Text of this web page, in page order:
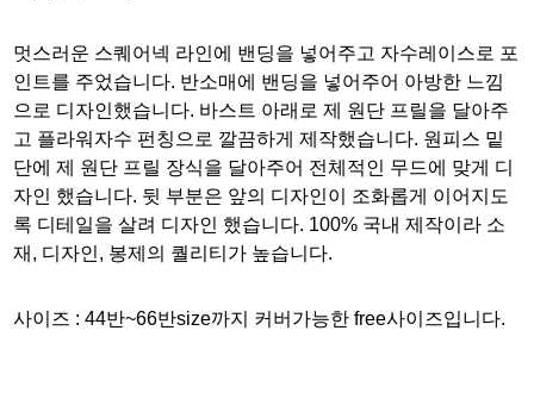
멋스러운 스퀘어넥 라인에 밴딩을 넣어주고 자수레이스로 포
인트를 주었습니다. 반소매에 밴딩을 넣어주어 아방한 느낌
으로 디자인했습니다. 바스트 아래로 제 원단 프릴을 달아주
고 플라워자수 펀칭으로 깔끔하게 제작했습니다. 원피스 밑
단에 제 원단 프릴 장식을 달아주어 전체적인 무드에 맞게 디
자인 했습니다. 뒷 부분은 앞의 디자인이 조화롭게 이어지도
록 디테일을 살려 디자인 했습니다. 100% 국내 제작이라 소
재, 디자인, 봉제의 퀄리티가 높습니다.
사이즈 : 44반~66반size까지 커버가능한 free사이즈입니다.